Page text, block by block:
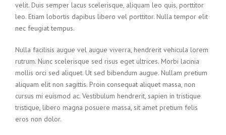
velit. Duis semper lacus scelerisque, aliquam leo quis, porttitor
leo. Etiam lobortis dapibus libero vel porttitor. Nulla tempor elit
nec feugiat tempus.
Nulla facilisis augue vel augue viverra, hendrerit vehicula lorem
rutrum. Nunc scelerisque sed risus eget ultrices. Morbi lacinia
mollis orci sed aliquet. Ut sed bibendum augue. Nullam pretium
aliquam elit non sagittis. Proin consequat aliquet massa, non
cursus mi euismod ac. Vestibulum hendrerit, sapien in tristique
tristique, libero magna posuere massa, sit amet pretium felis
eros non dolor.